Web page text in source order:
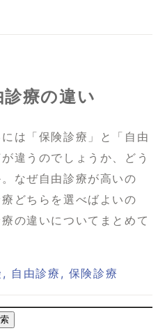
療の違い
は「保険診療」と「自由
違うのでしょうか、どう
なぜ自由診療が高いの
どちらを選べばよいの
の違いについてまとめて
, 自由診療 , 保険診療